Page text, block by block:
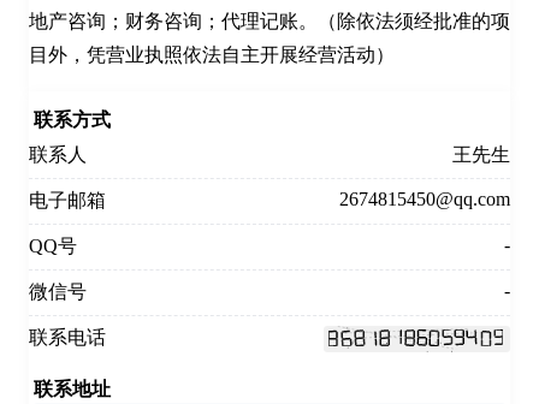
地产咨询；财务咨询；代理记账。（除依法须经批准的项
目外，凭营业执照依法自主开展经营活动）
联系方式
联系人
王先生
电子邮箱 2674815450@qq.com
QQ号 -
微信号 -
联系电话
联系地址